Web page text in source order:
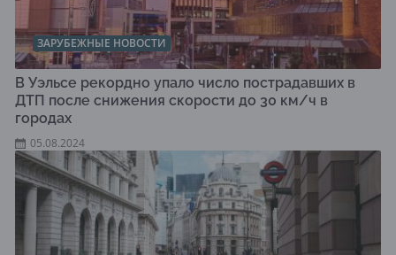
ЗАРУБЕЖНЫЕ НОВОСТИ
В Уэльсе рекордно упало число пострадавших в
ДТП после снижения скорости до 30 км/ч в
городах
05.08.2024